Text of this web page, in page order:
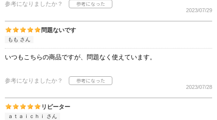
参考になりましたか？
2023/07/29
問題ないです
もも さん
いつもこちらの商品ですが、問題なく使えています。
参考になりましたか？
2023/07/28
リピーター
ａｔａｉｃｈｉ さん